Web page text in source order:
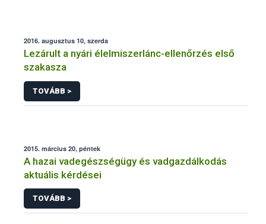
2016. augusztus 10, szerda
Lezárult a nyári élelmiszerlánc-ellenőrzés első
szakasza
TOVÁBB >
2015. március 20, péntek
A hazai vadegészségügy és vadgazdálkodás
aktuális kérdései
TOVÁBB >